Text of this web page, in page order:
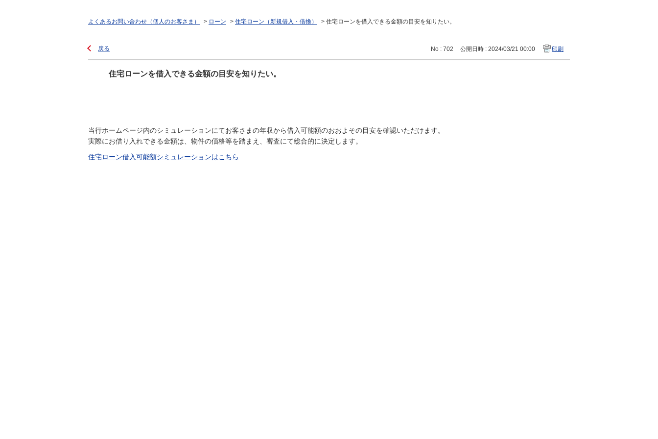
よくあるお問い合わせ（個人のお客さま） > ローン > 住宅ローン（新規借入・借換） > 住宅ローンを借入できる金額の目安を知りたい。
戻る No : 702 公開日時 : 2024/03/21 00:00 印刷
住宅ローンを借入できる金額の目安を知りたい。
当行ホームページ内のシミュレーションにてお客さまの年収から借入可能額のおおよその目安を確認いただけます。
実際にお借り入れできる金額は、物件の価格等を踏まえ、審査にて総合的に決定します。
住宅ローン借入可能額シミュレーションはこちら